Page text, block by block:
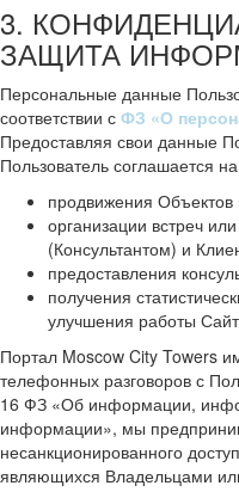
3.
ЗАЩИТА
Персональные данные
соответствии с ФЗ «О
Предоставляя свои данные
Пользователь соглашается
продвижения
организации встреч
(Консультантом) и
предоставления
получения
улучшения работы
Портал Moscow City Towers
телефонных разговоров с
16 ФЗ «Об информации,
информации», мы
несанкционированного
являющихся Владельцами